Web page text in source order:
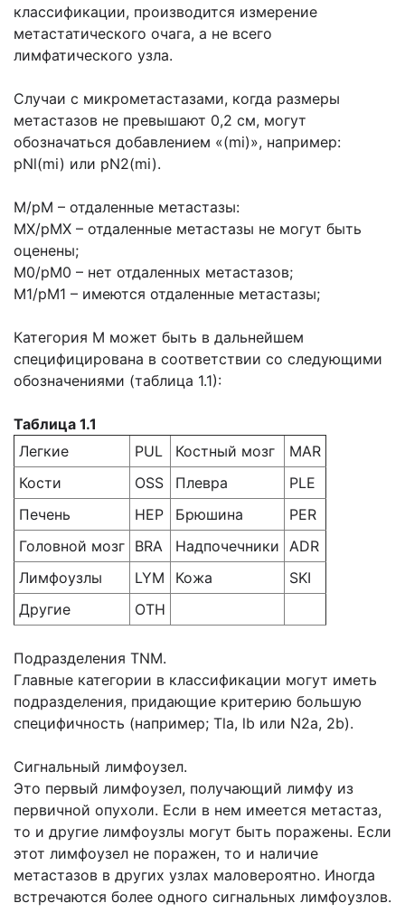
классификации, производится измерение
метастатического очага, а не всего
лимфатического узла.
Случаи с микрометастазами, когда размеры
метастазов не превышают 0,2 см, могут
обозначаться добавлением «(mi)», например:
pNl(mi) или pN2(mi).
М/рМ – отдаленные метастазы:
МХ/рМХ – отдаленные метастазы не могут быть
оценены;
М0/рМ0 – нет отдаленных метастазов;
М1/рМ1 – имеются отдаленные метастазы;
Категория М может быть в дальнейшем
специфицирована в соответствии со следующими
обозначениями (таблица 1.1):
Таблица 1.1
Легкие
PUL Костный мозг
MAR
Кости
OSS Плевра
PLE
Печень
HEP Брюшина
PER
Головной мозг BRA Надпочечники ADR
Лимфоузлы
LYM Кожа
SKI
Другие
ОТН
Подразделения TNM.
Главные категории в классификации могут иметь
подразделения, придающие критерию большую
специфичность (например; Tla, lb или N2a, 2b).
Сигнальный лимфоузел.
Это первый лимфоузел, получающий лимфу из
первичной опухоли. Если в нем имеется метастаз,
то и другие лимфоузлы могут быть поражены. Если
этот лимфоузел не поражен, то и наличие
метастазов в других узлах маловероятно. Иногда
встречаются более одного сигнальных лимфоузлов.